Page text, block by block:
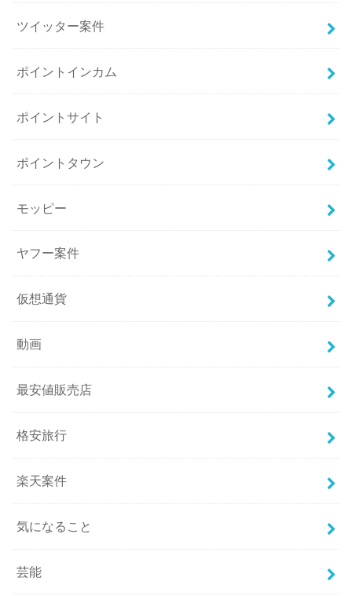
ツイッター案件
ポイントインカム
ポイントサイト
ポイントタウン
モッピー
ヤフー案件
仮想通貨
動画
最安値販売店
格安旅行
楽天案件
気になること
芸能